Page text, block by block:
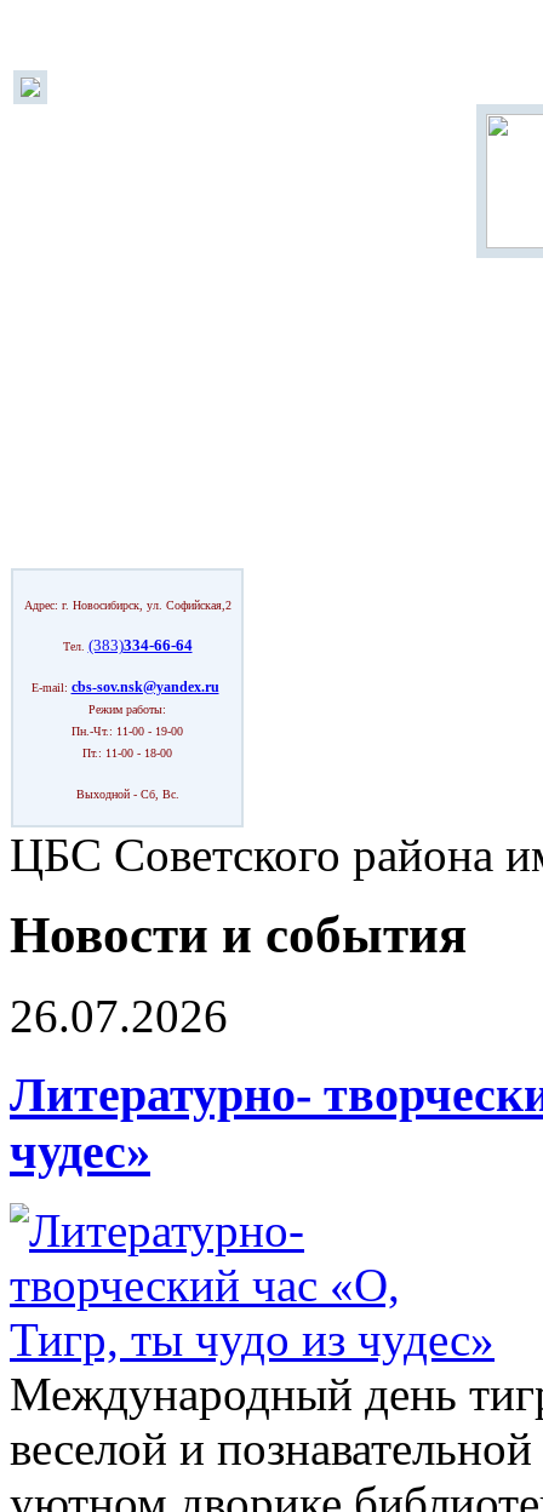
Адрес: г. Новосибирск, ул. Софийская,2
Тел. (383)334-66-64
E-mail: cbs-sov.nsk@yandex.ru
Режим работы:
Пн.-Чт.: 11-00 - 19-00
Пт.: 11-00 - 18-00
Выходной - Сб, Вс.
ЦБС Советского района
Новости и события
26.07.2026
Литературно-
чудес»
Международный день
веселой и